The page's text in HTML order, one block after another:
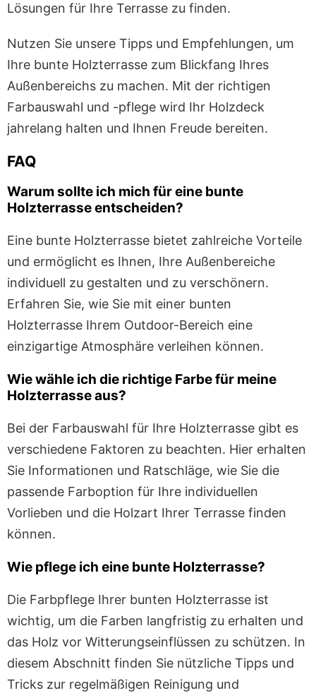
Lösungen für Ihre Terrasse zu finden.
Nutzen Sie unsere Tipps und Empfehlungen, um
Ihre bunte Holzterrasse zum Blickfang Ihres
Außenbereichs zu machen. Mit der richtigen
Farbauswahl und -pflege wird Ihr Holzdeck
jahrelang halten und Ihnen Freude bereiten.
FAQ
Warum sollte ich mich für eine bunte
Holzterrasse entscheiden?
Eine bunte Holzterrasse bietet zahlreiche Vorteile
und ermöglicht es Ihnen, Ihre Außenbereiche
individuell zu gestalten und zu verschönern.
Erfahren Sie, wie Sie mit einer bunten
Holzterrasse Ihrem Outdoor-Bereich eine
einzigartige Atmosphäre verleihen können.
Wie wähle ich die richtige Farbe für meine
Holzterrasse aus?
Bei der Farbauswahl für Ihre Holzterrasse gibt es
verschiedene Faktoren zu beachten. Hier erhalten
Sie Informationen und Ratschläge, wie Sie die
passende Farboption für Ihre individuellen
Vorlieben und die Holzart Ihrer Terrasse finden
können.
Wie pflege ich eine bunte Holzterrasse?
Die Farbpflege Ihrer bunten Holzterrasse ist
wichtig, um die Farben langfristig zu erhalten und
das Holz vor Witterungseinflüssen zu schützen. In
diesem Abschnitt finden Sie nützliche Tipps und
Tricks zur regelmäßigen Reinigung und